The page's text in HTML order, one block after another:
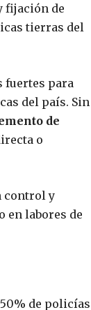
fijación de
tierras del
fuertes para
del país. Sin
de
o
control y
en labores de
de policías